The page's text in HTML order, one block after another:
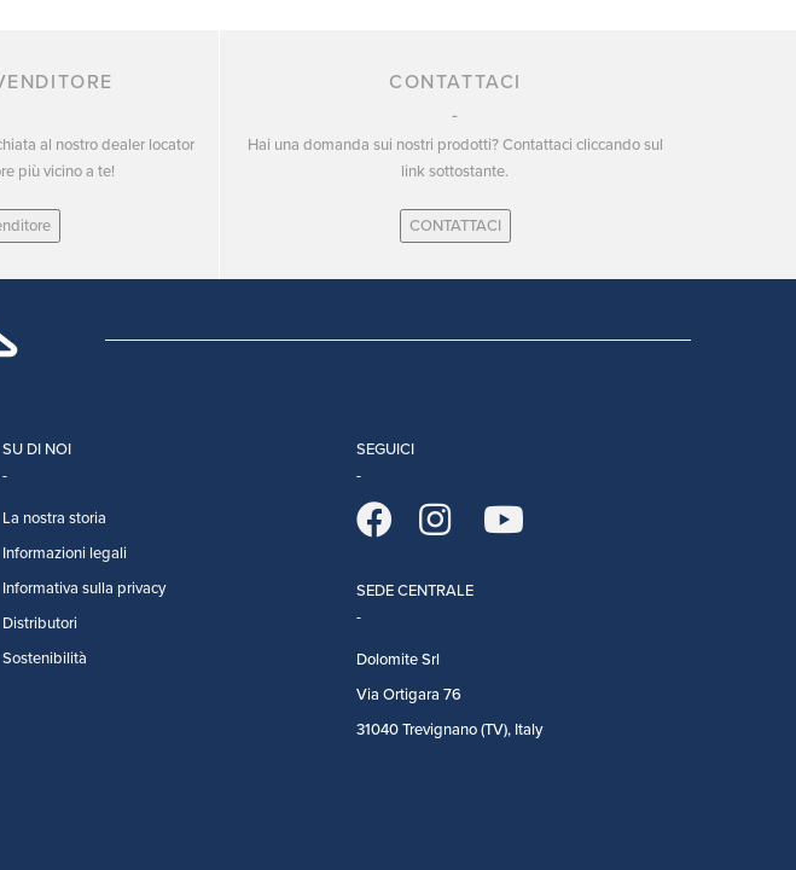
al nostro dealer locator
più vicino a te!
CONTATTACI
Hai una domanda sui nostri prodotti? Contattaci cliccando sul
link sottostante.
CONTATTACI
SU DI NOI
La nostra storia
Informazioni legali
Informativa sulla privacy
Distributori
Sostenibilità
SEGUICI
SEDE CENTRALE
Dolomite Srl
Via Ortigara 76
31040 Trevignano (TV), Italy